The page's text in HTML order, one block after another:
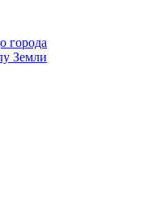
города
Земли